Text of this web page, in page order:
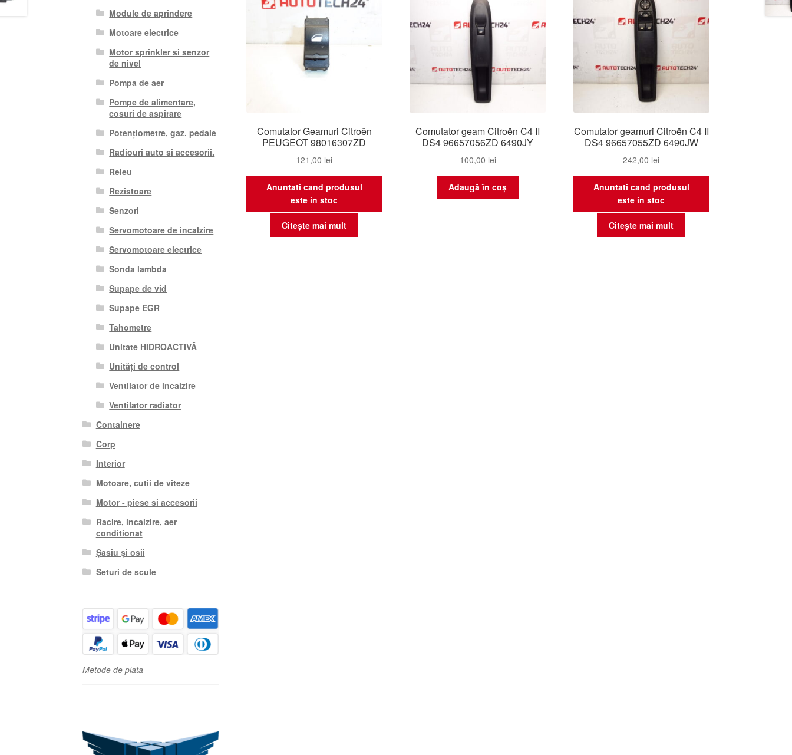
Comutator Geamuri Citroên
PEUGEOT 98016307ZD
121,00 lei
Anuntati cand produsul
este in stoc
Citește mai mult
Comutator geam Citroën C4 II
DS4 96657056ZD 6490JY
100,00 lei
Adaugă în coș
Comutator geamuri Citroën C4 II
DS4 96657055ZD 6490JW
242,00 lei
Anuntati cand produsul
este in stoc
Citește mai mult
Module de aprindere
Motoare electrice
Motor sprinkler si senzor
de nivel
Pompa de aer
Pompe de alimentare,
cosuri de aspirare
Potențiometre, gaz. pedale
Radiouri auto si accesorii.
Releu
Rezistoare
Senzori
Servomotoare de incalzire
Servomotoare electrice
Sonda lambda
Supape de vid
Supape EGR
Tahometre
Unitate HIDROACTIVĂ
Unități de control
Ventilator de incalzire
Ventilator radiator
Containere
Corp
Interior
Motoare, cutii de viteze
Motor - piese si accesorii
Racire, incalzire, aer
conditionat
Șasiu și osii
Seturi de scule
Metode de plata